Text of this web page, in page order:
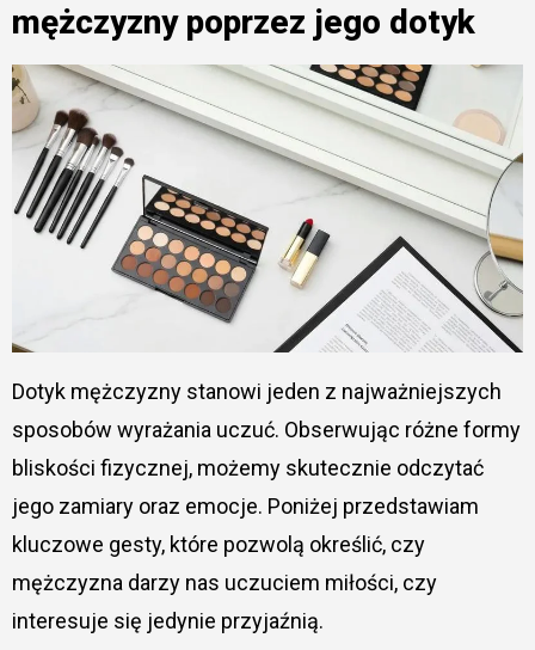
mężczyzny poprzez jego dotyk
Dotyk mężczyzny stanowi jeden z najważniejszych
sposobów wyrażania uczuć. Obserwując różne formy
bliskości fizycznej, możemy skutecznie odczytać
jego zamiary oraz emocje. Poniżej przedstawiam
kluczowe gesty, które pozwolą określić, czy
mężczyzna darzy nas uczuciem miłości, czy
interesuje się jedynie przyjaźnią.